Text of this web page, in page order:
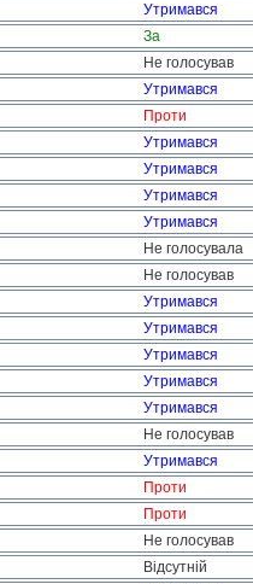
Утримався
За
Не голосував
Утримався
Проти
Утримався
Утримався
Утримався
Утримався
Не голосувала
Не голосував
Утримався
Утримався
Утримався
Утримався
Утримався
Не голосував
Утримався
Проти
Проти
Не голосував
Відсутній